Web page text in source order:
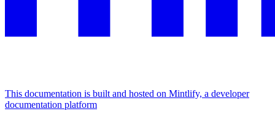
This documentation is built and hosted on Mintlify, a developer
documentation platform